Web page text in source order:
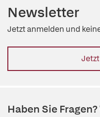
Newsletter
Jetzt anmelden und
Haben Sie